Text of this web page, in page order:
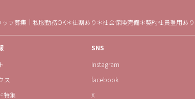
ッフ募集｜私服勤務OK＊社割あり＊社会保険完備＊契約社員登用あり
ス
特集
SNS
Instagram
facebook
X